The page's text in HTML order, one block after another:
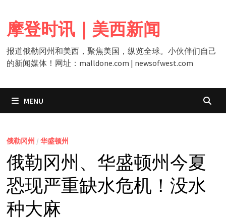
content
摩登时讯｜美西新闻
报道俄勒冈州和美西，聚焦美国，纵览全球。小伙伴们自己
的新闻媒体！网址：malldone.com | newsofwest.com
MENU
俄勒冈州 / 华盛顿州
俄勒冈州、华盛顿州今夏
恐现严重缺水危机！没水
种大麻